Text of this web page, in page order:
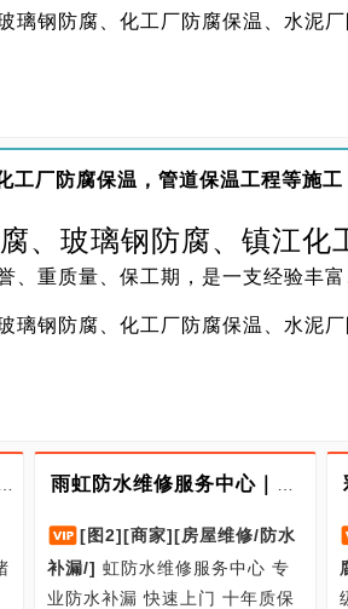
璃钢防腐、化工厂防腐保温、水泥厂
工厂防腐保温，管道保温工程等施工
、玻璃钢防腐、镇江化
、重质量、保工期，是一支经验丰
璃钢防腐、化工厂防腐保温、水泥厂
[图2][商家][房屋维修/防水
补漏/] 虹防水维修服务中心 专
业防水补漏 快速上门 十年质保